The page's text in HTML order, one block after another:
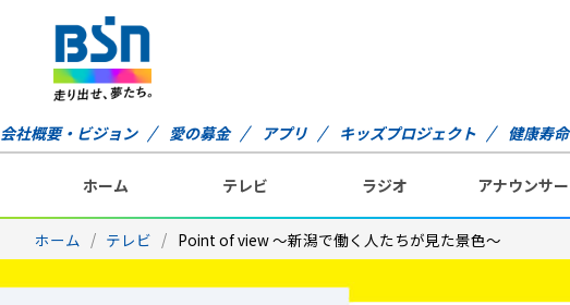
会社概要・ビジョン 愛の募金 アプリ キッズプロジェクト 健康寿命
ホーム テレビ ラジオ アナウンサー
ホーム テレビ Point of view ～新潟で働く人たちが見た景色～